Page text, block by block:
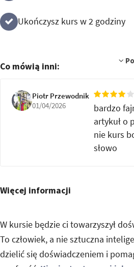
Ukończysz kurs w 2 godziny
Co mówią inni:
Piotr Przewodnik
01/04/2026
bardzo
artykuł o
nie kurs
słowo
Więcej informacji
W kursie będzie ci towarzyszył
To człowiek, a nie sztuczna
dzielić się doświadczeniem i